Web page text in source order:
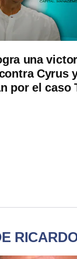
una
Cyrus
por el caso